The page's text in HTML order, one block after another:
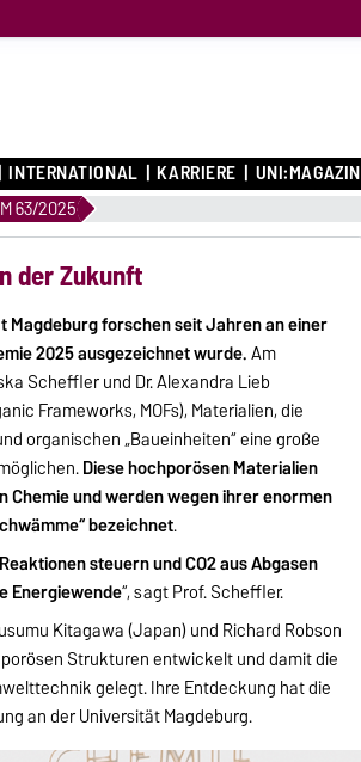
INTERNATIONAL KARRIERE UNI:MAGAZIN
63/2025
der Zukunft
forschen seit Jahren an einer
2025 ausgezeichnet wurde.Am
Scheffler und Dr. Alexandra Lieb
Frameworks, MOFs), Materialien, die
organischen „Baueinheiten“ eine große
Diese hochporösen Materialien
Chemie und werden wegen ihrer enormen
bezeichnet.
steuern und CO2 aus Abgasen
Energiewende“, sagt Prof. Scheffler.
Kitagawa (Japan) und Richard Robson
Strukturen entwickelt und damit die
gelegt. Ihre Entdeckung hat die
an der Universität Magdeburg.